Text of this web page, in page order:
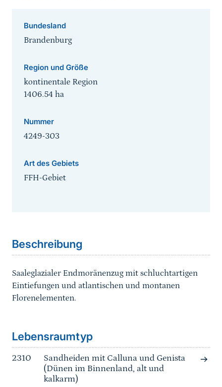
Bundesland
Brandenburg
Region und Größe
kontinentale Region
1406.54 ha
Nummer
4249-303
Art des Gebiets
FFH-Gebiet
Beschreibung
Saaleglazialer Endmoränenzug mit schluchtartigen
Eintiefungen und atlantischen und montanen
Florenelementen.
Lebensraumtyp
2310
Sandheiden mit Calluna und Genista
(Dünen im Binnenland, alt und
kalkarm)